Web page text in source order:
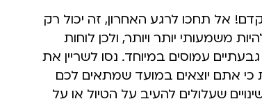
אל תחכו לרגע האחרון, זה יכול רק
משמעותי יותר ויותר, ולכן לוחות
עמוסים במיוחד. נסו לשריין את
אתם יוצאים במועד שמתאים לכם
שעלולים להעיב על הטיול או על